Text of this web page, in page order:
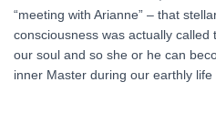
“meeting with Arianne” – that
consciousness was actually
our soul and so she or he can
inner Master during our earthly life